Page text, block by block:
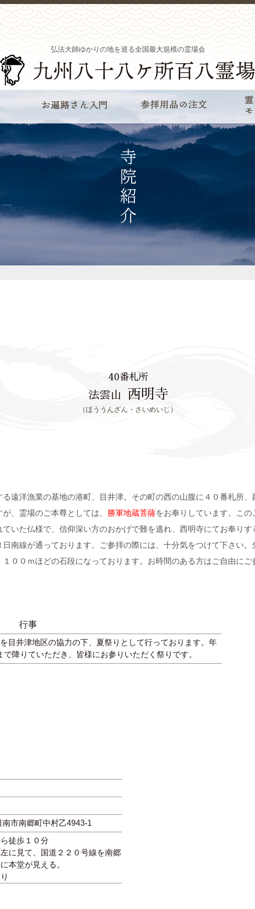
弘法大師ゆかりの地を巡る全国最大規模の霊場会
40番札所
法雲山 西明寺
（ほううんざん・さいめいじ）
遠洋漁業の基地の港町、目井津。その町の西の山腹に４０番札所、
が、霊場のご本尊としては、 勝軍地蔵菩薩をお奉りしています。この
いた仏様で、信仰深い方のおかげで難を逃れ、西明寺にてお奉りす
南線が通っております。ご参拝の際には、十分気をつけて下さい。
００ｍほどの石段になっております。お時間のある方はご自由にご
行事
目井津地区の協力の下、夏祭りとして行っております。年
降りていただき、皆様にお参りいただく祭りです。
市南郷町中村乙4943-1
徒歩１０分
に見て、国道２２０号線を南郷
本堂が見える。